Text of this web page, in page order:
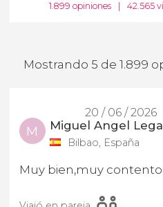
1.899 opiniones 42.565
Mostrando 5 de 1.899
20 / 06 / 2026
M Miguel Angel
Bilbao, España
Muy bien,muy